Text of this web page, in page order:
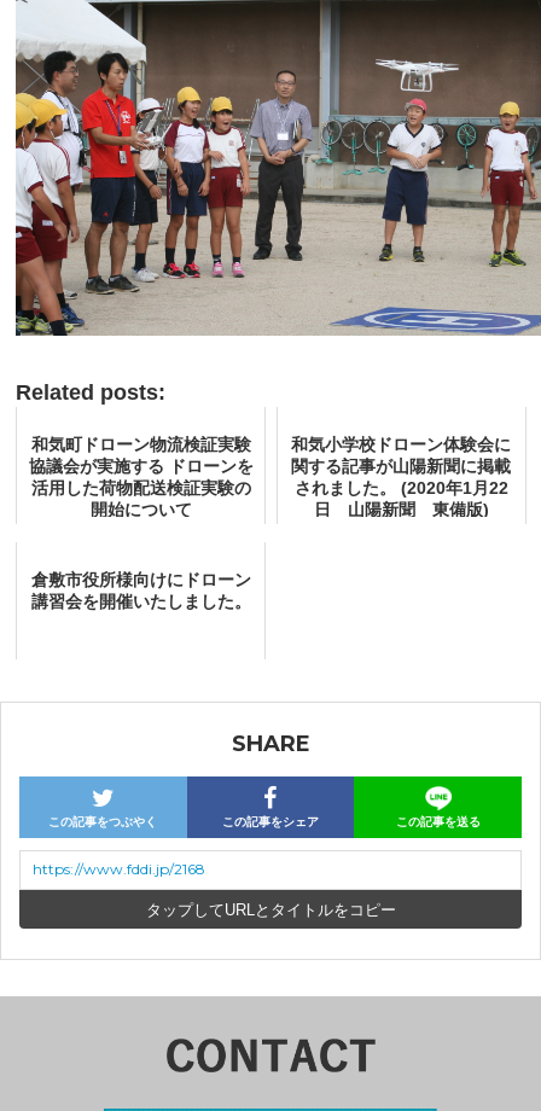
Related posts:
和気町ドローン物流検証実験
協議会が実施する ドローンを
活用した荷物配送検証実験の
開始について
和気小学校ドローン体験会に
関する記事が山陽新聞に掲載
されました。 (2020年1月22
日 山陽新聞 東備版)
倉敷市役所様向けにドローン
講習会を開催いたしました。
SHARE
この記事をつぶやく この記事をシェア この記事を送る
https://www.fddi.jp/2168
URLとタイトルをコピー